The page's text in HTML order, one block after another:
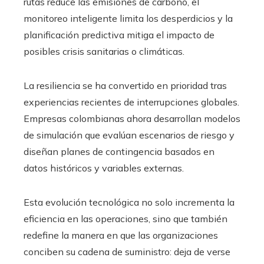
monitoreo inteligente limita los desperdicios y la
planificación predictiva mitiga el impacto de
posibles crisis sanitarias o climáticas.
La resiliencia se ha convertido en prioridad tras
experiencias recientes de interrupciones globales.
Empresas colombianas ahora desarrollan modelos
de simulación que evalúan escenarios de riesgo y
diseñan planes de contingencia basados en
datos históricos y variables externas.
Esta evolución tecnológica no solo incrementa la
eficiencia en las operaciones, sino que también
redefine la manera en que las organizaciones
conciben su cadena de suministro: deja de verse